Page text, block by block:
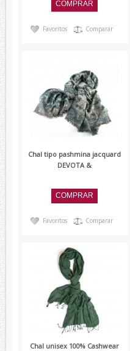
Favoritos Comparar
Chal tipo pashmina jacquard
DEVOTA &
Favoritos Comparar
Chal unisex 100% Cashwear